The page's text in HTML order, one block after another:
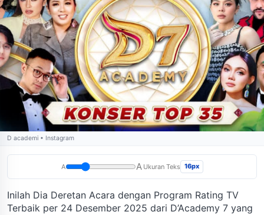
D academi • Instagram
A A Ukuran Teks 16px
Inilah Dia Deretan Acara dengan Program Rating TV
Terbaik per 24 Desember 2025 dari D’Academy 7 yang